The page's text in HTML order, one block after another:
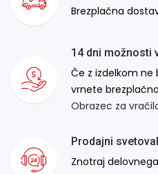
Brezplačna
14 dni možnosti
Če z izdelkom ne
vrnete
Obrazec za
Prodajni
Znotraj